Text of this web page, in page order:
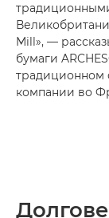
Mill», —
бумаги
традиционном
компании во